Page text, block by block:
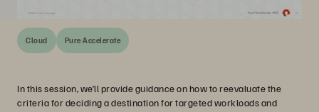
Cloud Pure Accelerate
In this session, we’ll provide guidance on how to reevaluate the
criteria for deciding a destination for targeted workloads and